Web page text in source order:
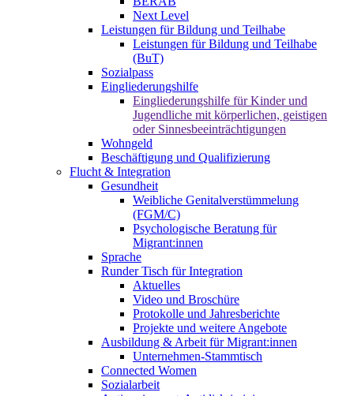
Next Level
Leistungen für Bildung und Teilhabe
Leistungen für Bildung und Teilhabe
(BuT)
Sozialpass
Eingliederungshilfe
Eingliederungshilfe für Kinder und
Jugendliche mit körperlichen, geistigen
oder Sinnesbeeinträchtigungen
Wohngeld
Beschäftigung und Qualifizierung
Flucht & Integration
Gesundheit
Weibliche Genitalverstümmelung
(FGM/C)
Psychologische Beratung für
Migrant:innen
Sprache
Runder Tisch für Integration
Aktuelles
Video und Broschüre
Protokolle und Jahresberichte
Projekte und weitere Angebote
Ausbildung & Arbeit für Migrant:innen
Unternehmen-Stammtisch
Connected Women
Sozialarbeit